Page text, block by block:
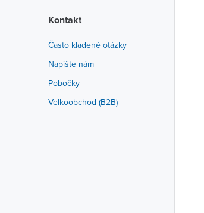
Kontakt
Často kladené otázky
Napište nám
Pobočky
Velkoobchod (B2B)